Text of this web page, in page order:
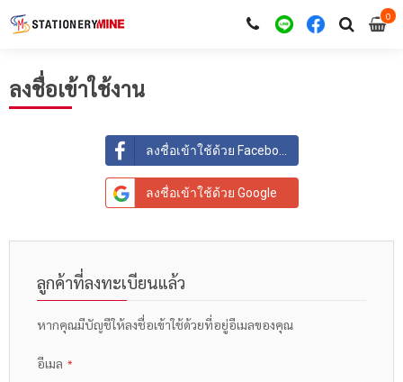
00
ลงชื่อเข้าใช้งาน
ลงชื่อเข้าใช้ด้วย Facebook
ลงชื่อเข้าใช้ด้วย Google
ลูกค้าที่ลงทะเบียนแล้ว
หากคุณมีบัญชีให้ลงชื่อเข้าใช้ด้วยที่อยู่อีเมลของคุณ
อีเมล